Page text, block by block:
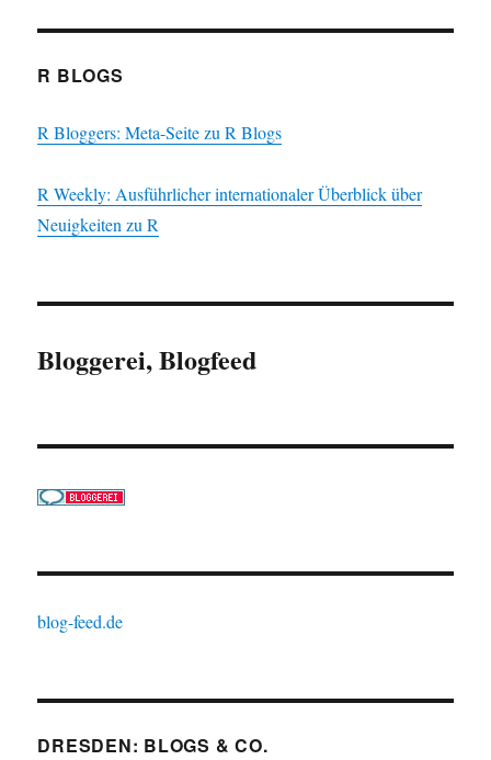
R BLOGS
R Bloggers: Meta-Seite zu R Blogs
R Weekly: Ausführlicher internationaler Überblick über
Neuigkeiten zu R
Bloggerei, Blogfeed
blog-feed.de
DRESDEN: BLOGS & CO.